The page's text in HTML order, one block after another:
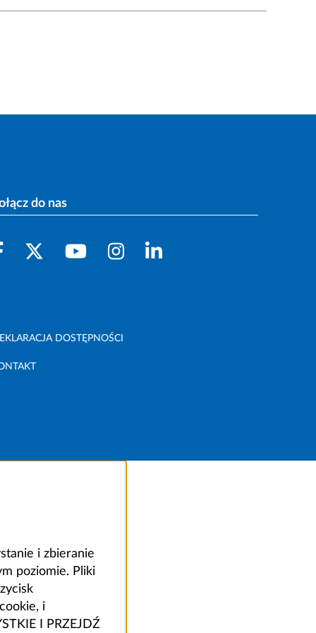
do nas
DOSTĘPNOŚCI
i zbieranie
poziomie. Pliki
i
I PRZEJDŹ